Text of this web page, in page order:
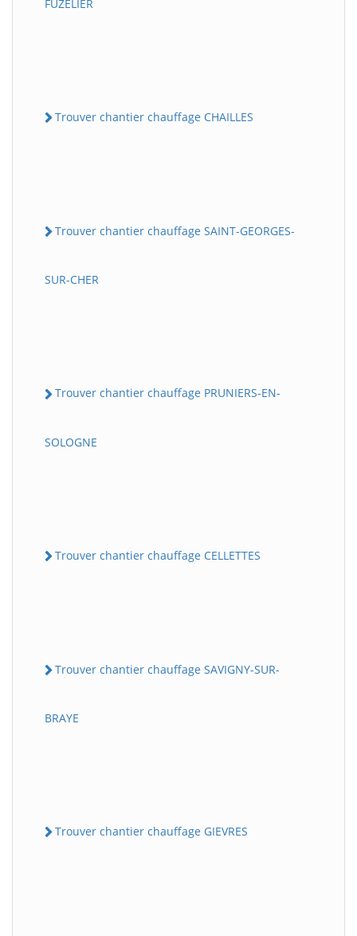
FUZELIER
Trouver chantier chauffage CHAILLES
Trouver chantier chauffage SAINT-GEORGES-
SUR-CHER
Trouver chantier chauffage PRUNIERS-EN-
SOLOGNE
Trouver chantier chauffage CELLETTES
Trouver chantier chauffage SAVIGNY-SUR-
BRAYE
Trouver chantier chauffage GIEVRES